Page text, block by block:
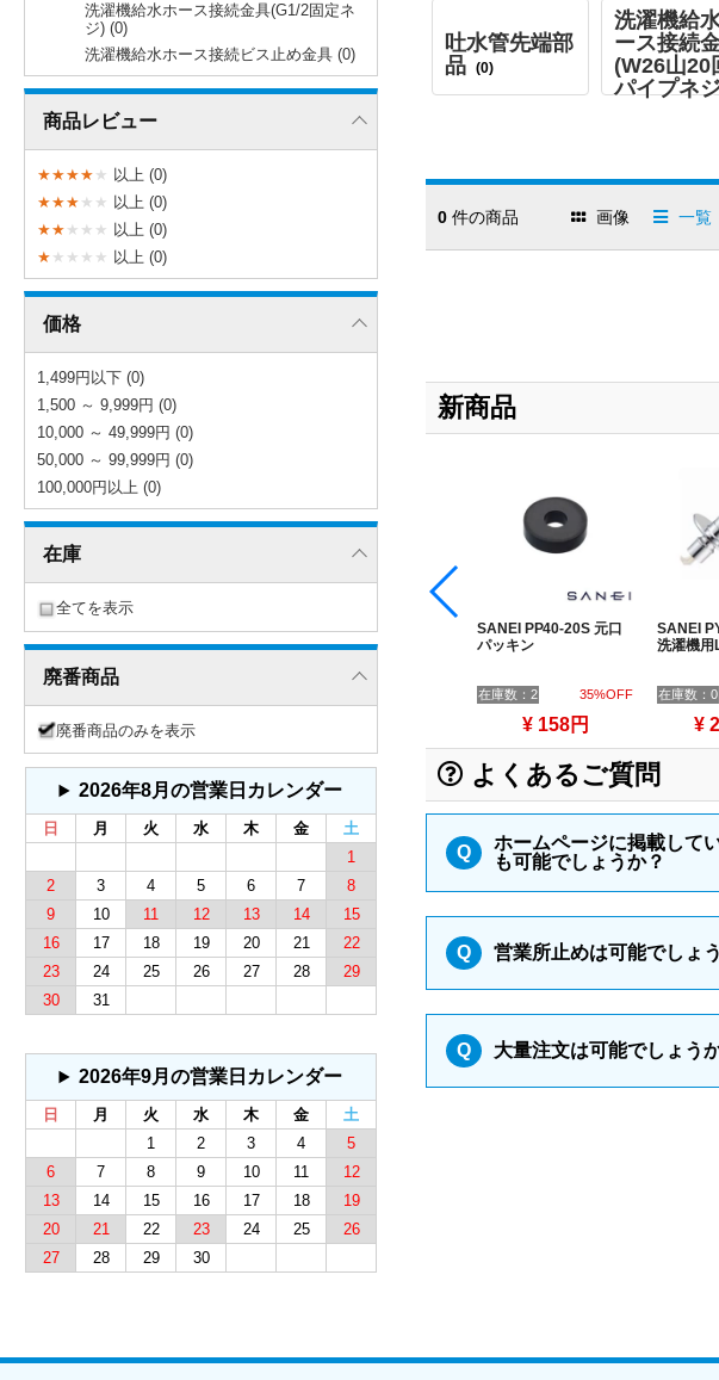
吐水管先端部
品
(0)
洗濯機給
ース接続
(W26山20
パイプネ
0 件の商品 画像 一覧
新商品
1S-17 パ
ンセット
円
TOTO THYB77-2 自在ス
パウト
¥ 7,376円
TOTO THYB70-2 自在ス
パウト
SANEI PP40-20S 元口
パッキン
在庫数：2 35%OFF
¥ 158円
SANEI
洗濯機用
在庫数：0
¥
よくあるご質問
Q
ホームページに掲載して
も可能でしょうか？
Q 営業所止めは可能でしょ
Q 大量注文は可能でしょう
洗濯機給水ホース接続金具(G1/2固定ネ
ジ) (0)
洗濯機給水ホース接続ビス止め金具 (0)
商品レビュー
★★★★ ★ 以上 (0)
★★★ ★ ★ 以上 (0)
★★ ★ ★ ★ 以上 (0)
★ ★ ★ ★ ★ 以上 (0)
価格
1,499円以下 (0)
1,500 ～ 9,999円 (0)
10,000 ～ 49,999円 (0)
50,000 ～ 99,999円 (0)
100,000円以上 (0)
在庫
全てを表示
廃番商品
廃番商品のみを表示
2026年8月の営業日カレンダー
日 月 火 水 木 金
土
1
2
3 4 5 6 7
8
9
10 11 12 13 14
15
16
17 18 19 20 21
22
23
24 25 26 27 28
29
30
31
2026年9月の営業日カレンダー
日 月 火 水 木 金
土
1
2 3 4
5
6
7 8 9 10 11
12
13
14 15 16 17 18
19
20
21 22 23 24 25
26
27
28 29 30